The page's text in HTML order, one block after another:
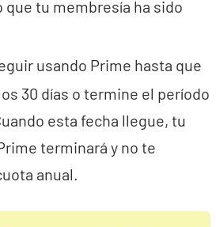
tu membresía ha sido
usando Prime hasta que
30 días o termine el período
esta fecha llegue, tu
terminará y no te
anual.